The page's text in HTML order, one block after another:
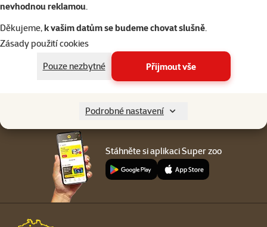
nevhodnou reklamou.
Děkujeme,k vašim datům se budeme chovat slušně.
Zásady použití cookies
Pouze nezbytné
Přijmout vše
Podrobné nastavení
Online chat
nebo
206 prodejen
Menu v patičce
Pro zákazníky
Stáhněte si aplikaci Super zoo